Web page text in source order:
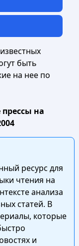
быть
на нее по
на
ресурс для
чтения на
анализа
статей. В
которые
и